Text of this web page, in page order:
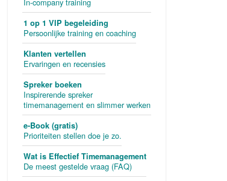
1 op 1 VIP begeleiding
Persoonlijke training en coaching
Klanten vertellen
Ervaringen en recensies
Spreker boeken
Inspirerende spreker
timemanagement en slimmer werken
e-Book (gratis)
Prioriteiten stellen doe je zo.
Wat is Effectief Timemanagement
De meest gestelde vraag (FAQ)